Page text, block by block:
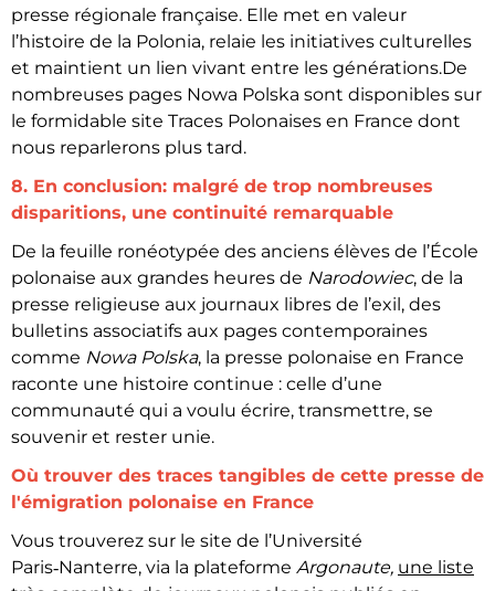
presse régionale française. Elle met en valeur
l’histoire de la Polonia, relaie les initiatives culturelles
et maintient un lien vivant entre les générations.De
nombreuses pages Nowa Polska sont disponibles sur
le formidable site Traces Polonaises en France dont
nous reparlerons plus tard.
8. En conclusion: malgré de trop nombreuses
disparitions, une continuité remarquable
De la feuille ronéotypée des anciens élèves de l’École
polonaise aux grandes heures de Narodowiec, de la
presse religieuse aux journaux libres de l’exil, des
bulletins associatifs aux pages contemporaines
comme Nowa Polska, la presse polonaise en France
raconte une histoire continue : celle d’une
communauté qui a voulu écrire, transmettre, se
souvenir et rester unie.
Où trouver des traces tangibles de cette presse de
l'émigration polonaise en France
Vous trouverez sur le site de l’Université
Paris‑Nanterre, via la plateforme Argonaute, une liste